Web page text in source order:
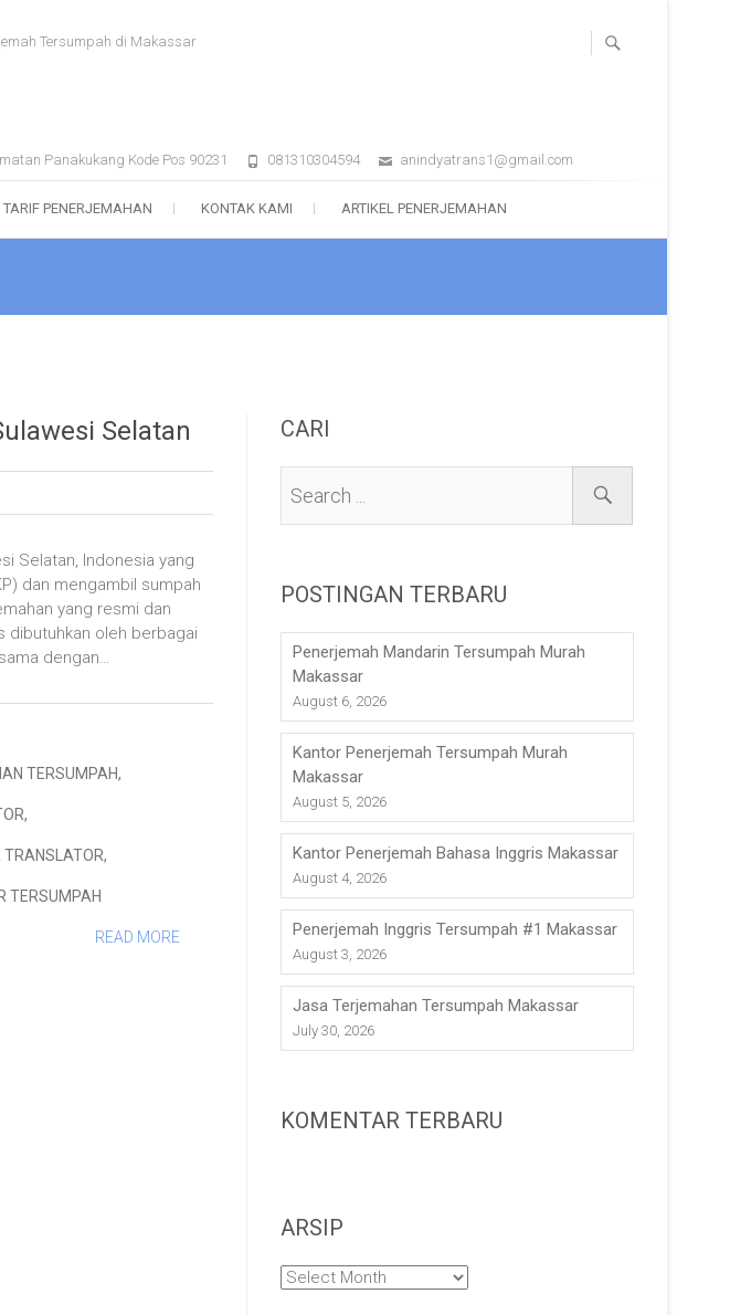
Tersumpah di Makassar
Panakukang Kode Pos 90231 081310304594 anindyatrans1@gmail.com
TARIF PENERJEMAHAN KONTAK KAMI ARTIKEL PENERJEMAHAN
Selatan
Selatan, Indonesia yang
dan mengambil sumpah
yang resmi dan
dibutuhkan oleh berbagai
dengan…
TERSUMPAH,
,
TRANSLATOR,
TERSUMPAH
READ MORE
CARI
POSTINGAN TERBARU
Penerjemah Mandarin Tersumpah Murah
Makassar
August 6, 2026
Kantor Penerjemah Tersumpah Murah
Makassar
August 5, 2026
Kantor Penerjemah Bahasa Inggris Makassar
August 4, 2026
Penerjemah Inggris Tersumpah #1 Makassar
August 3, 2026
Jasa Terjemahan Tersumpah Makassar
July 30, 2026
KOMENTAR TERBARU
ARSIP
Arsip